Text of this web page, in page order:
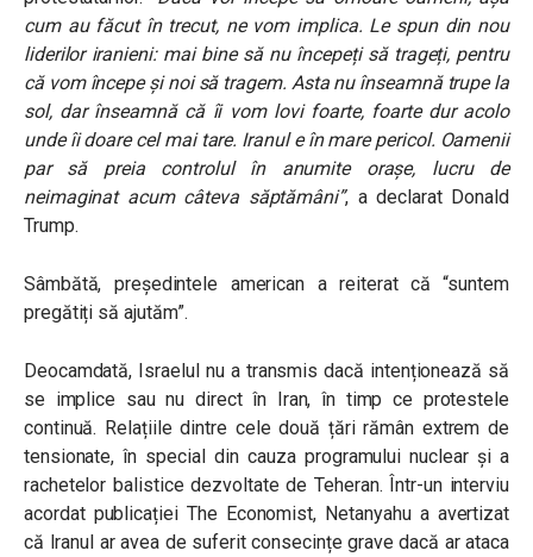
cum au făcut în trecut, ne vom implica. Le spun din nou
liderilor iranieni: mai bine să nu începeți să trageți, pentru
că vom începe și noi să tragem. Asta nu înseamnă trupe la
sol, dar înseamnă că îi vom lovi foarte, foarte dur acolo
unde îi doare cel mai tare. Iranul e în mare pericol. Oamenii
par să preia controlul în anumite orașe, lucru de
neimaginat acum câteva săptămâni”, a declarat Donald
Trump.
Sâmbătă, președintele american a reiterat că “suntem
pregătiți să ajutăm”.
Deocamdată, Israelul nu a transmis dacă intenționează să
se implice sau nu direct în Iran, în timp ce protestele
continuă. Relațiile dintre cele două țări rămân extrem de
tensionate, în special din cauza programului nuclear și a
rachetelor balistice dezvoltate de Teheran. Într-un interviu
acordat publicației The Economist, Netanyahu a avertizat
că Iranul ar avea de suferit consecințe grave dacă ar ataca